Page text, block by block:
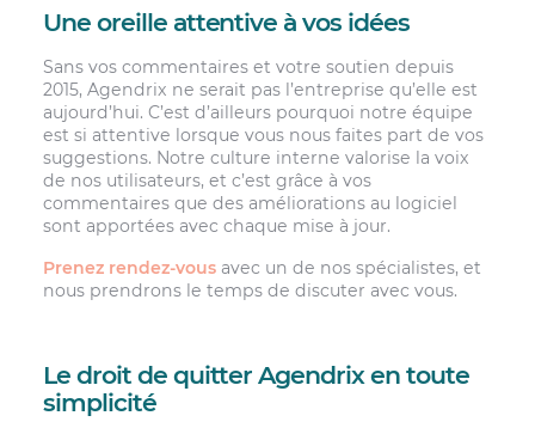
Une oreille attentive à vos idées
Sans vos commentaires et votre soutien depuis
2015, Agendrix ne serait pas l’entreprise qu’elle est
aujourd’hui. C’est d’ailleurs pourquoi notre équipe
est si attentive lorsque vous nous faites part de vos
suggestions. Notre culture interne valorise la voix
de nos utilisateurs, et c’est grâce à vos
commentaires que des améliorations au logiciel
sont apportées avec chaque mise à jour.
Prenez rendez-vousavec un de nos spécialistes, et
nous prendrons le temps de discuter avec vous.
Le droit de quitter Agendrix en toute
simplicité